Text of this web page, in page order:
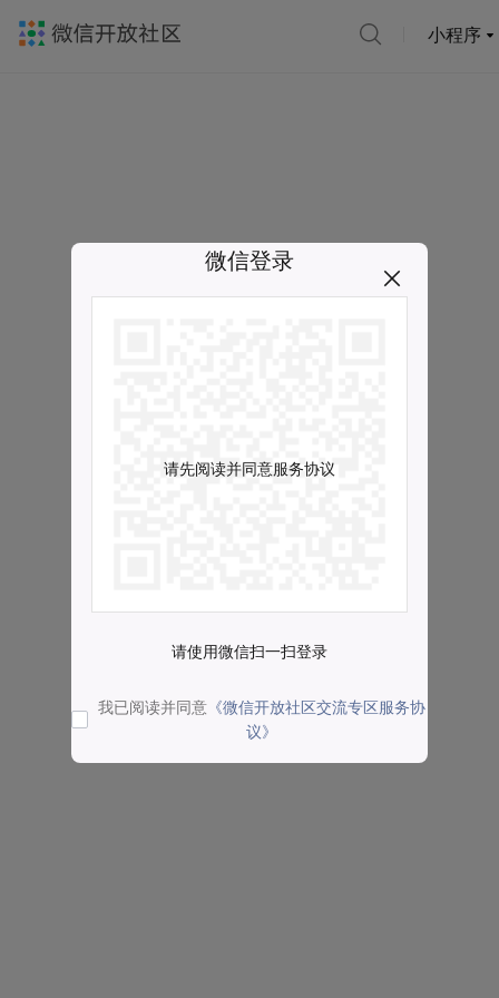
小程序
微信登录
请先阅读并同意服务协议
请使用微信扫一扫登录
我已阅读并同意 《微信开放社区交流专区服务协
议》